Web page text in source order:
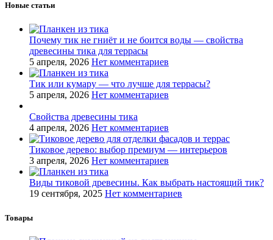
Новые статьи
Почему тик не гниёт и не боится воды — свойства
древесины тика для террасы
5 апреля, 2026 Нет комментариев
Тик или кумару — что лучше для террасы?
5 апреля, 2026 Нет комментариев
Свойства древесины тика
4 апреля, 2026 Нет комментариев
Тиковое дерево: выбор премиум — интерьеров
3 апреля, 2026 Нет комментариев
Виды тиковой древесины. Как выбрать настоящий тик?
19 сентября, 2025 Нет комментариев
Товары